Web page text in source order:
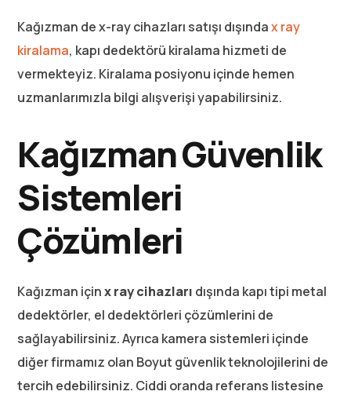
Kağızman de x-ray cihazları satışı dışındax ray
kiralama, kapı dedektörü kiralama hizmeti de
vermekteyiz. Kiralama posiyonu içinde hemen
uzmanlarımızla bilgi alışverişi yapabilirsiniz.
Kağızman Güvenlik
Sistemleri
Çözümleri
Kağızman içinx ray cihazları dışında kapı tipi metal
dedektörler, el dedektörleri çözümlerini de
sağlayabilirsiniz. Ayrıca kamera sistemleri içinde
diğer firmamız olan Boyut güvenlik teknolojilerini de
tercih edebilirsiniz. Ciddi oranda referans listesine